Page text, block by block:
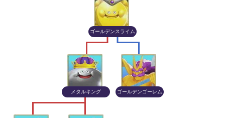
ゴールデンスライム
メタルキング ゴールデンゴーレム